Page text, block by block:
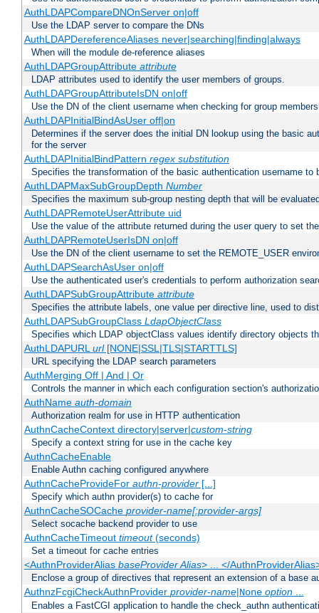
AuthLDAPCompareDNOnServer on|off
Use the LDAP server to compare the DNs
AuthLDAPDereferenceAliases never|searching|finding|always
When will the module de-reference aliases
AuthLDAPGroupAttribute attribute
LDAP attributes used to identify the user members of groups.
AuthLDAPGroupAttributeIsDN on|off
Use the DN of the client username when checking for group
AuthLDAPInitialBindAsUser off|on
Determines if the server does the initial DN lookup using the basic
for the server
AuthLDAPInitialBindPattern regex substitution
Specifies the transformation of the basic authentication username
AuthLDAPMaxSubGroupDepth Number
Specifies the maximum sub-group nesting depth that will be
AuthLDAPRemoteUserAttribute uid
Use the value of the attribute returned during the user query to set
AuthLDAPRemoteUserIsDN on|off
Use the DN of the client username to set the REMOTE_USER
AuthLDAPSearchAsUser on|off
Use the authenticated user's credentials to perform authorization
AuthLDAPSubGroupAttribute attribute
Specifies the attribute labels, one value per directive line, used to
AuthLDAPSubGroupClass LdapObjectClass
Specifies which LDAP objectClass values identify directory objects
AuthLDAPURLurl[NONE|SSL|TLS|STARTTLS]
URL specifying the LDAP search parameters
AuthMerging Off | And | Or
Controls the manner in which each configuration section's
AuthName auth-domain
Authorization realm for use in HTTP authentication
AuthnCacheContext directory|server|custom-string
Specify a context string for use in the cache key
AuthnCacheEnable
Enable Authn caching configured anywhere
AuthnCacheProvideFor authn-provider[...]
Specify which authn provider(s) to cache for
AuthnCacheSOCache provider-name[:provider-args]
Select socache backend provider to use
AuthnCacheTimeout timeout(seconds)
Set a timeout for cache entries
<AuthnProviderAlias baseProvider Alias> ... </
Enclose a group of directives that represent an extension of a base
AuthnzFcgiCheckAuthnProvider provider-name|None option...
Enables a FastCGI application to handle the check_authn